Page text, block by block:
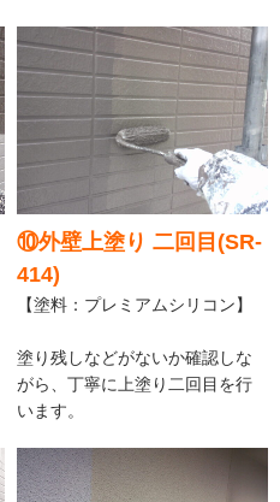
⑩外壁上塗り 二回目(SR-
414)
【塗料：プレミアムシリコン】
塗り残しなどがないか確認しな
がら、丁寧に上塗り二回目を行
います。